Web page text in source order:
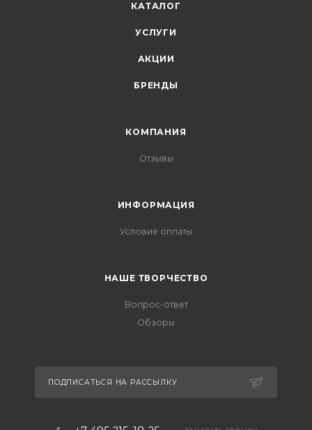
КАТАЛОГ
УСЛУГИ
АКЦИИ
БРЕНДЫ
КОМПАНИЯ
Отзывы
ИНФОРМАЦИЯ
Условие оплаты
НАШЕ ТВОРЧЕСТВО
Вопрос-ответ
Обзоры
ПОДПИСАТЬСЯ НА РАССЫЛКУ